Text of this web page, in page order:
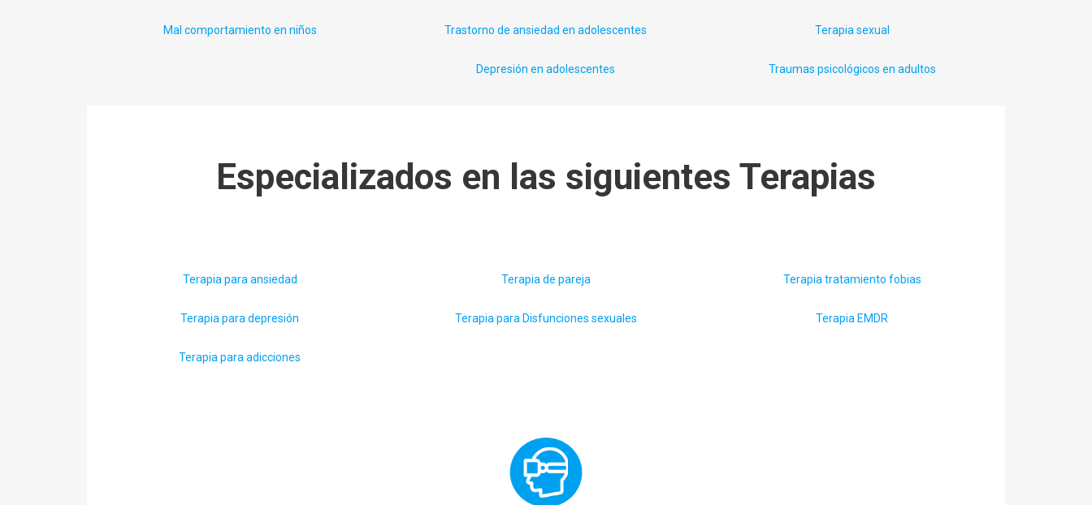
Mal comportamiento en niños Trastorno de ansiedad en adolescentes
Depresión en adolescentes
Terapia sexual
Traumas psicológicos en adultos
Especializados en las siguientes Terapias
Terapia para ansiedad
Terapia para depresión
Terapia para adicciones
Terapia de pareja
Terapia para Disfunciones sexuales
Terapia tratamiento fobias
Terapia EMDR